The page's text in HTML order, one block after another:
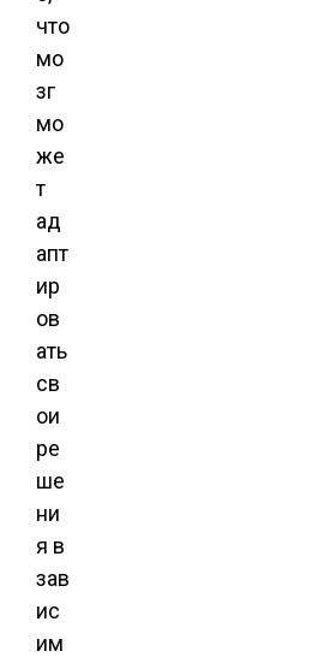
что
мо
зг
мо
же
т
ад
апт
ир
ов
ать
св
ои
ре
ше
ни
я в
зав
ис
им